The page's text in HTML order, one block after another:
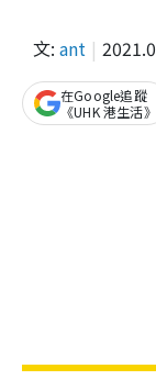
文: ant
在Google追蹤
《UHK 港生活》